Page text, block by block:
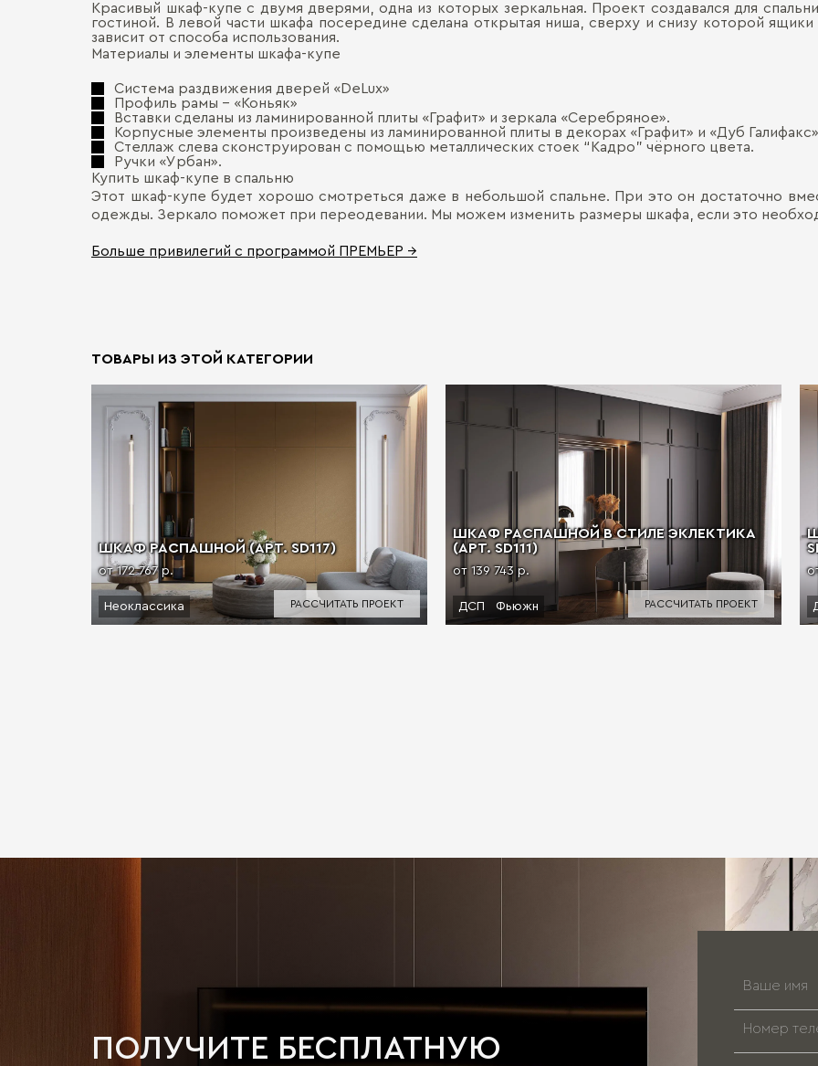
Красивый шкаф-купе с двумя дверями, одна из которых зеркальная. Проект создавался для
гостиной. В левой части шкафа посередине сделана открытая ниша, сверху и снизу которой
зависит от способа использования.
Материалы и элементы шкафа-купе
Система раздвижения дверей «DeLux»
Профиль рамы – «Коньяк»
Вставки сделаны из ламинированной плиты «Графит» и зеркала «Серебряное».
Корпусные элементы произведены из ламинированной плиты в декорах «Графит» и «Дуб
Стеллаж слева сконструирован с помощью металлических стоек “Кадро” чёрного цвета.
Ручки «Урбан».
Купить шкаф-купе в спальню
Этот шкаф-купе будет хорошо смотреться даже в небольшой спальне. При это он достаточно
одежды. Зеркало поможет при переодевании. Мы можем изменить размеры шкафа, если это
Больше привилегий с программой ПРЕМЬЕР →
ТОВАРЫ ИЗ ЭТОЙ КАТЕГОРИИ
ШКАФ РАСПАШНОЙ (АРТ. SD117)
от 172 767 р.
Неоклассика РАССЧИТАТЬ ПРОЕКТ
ШКАФ РАСПАШНОЙ В СТИЛЕ ЭКЛЕКТИКА
(АРТ. SD111)
от 139 743 р.
ДСП Фьюжн РАССЧИТАТЬ ПРОЕКТ
ПОЛУЧИТЕ БЕСПЛАТНУЮ